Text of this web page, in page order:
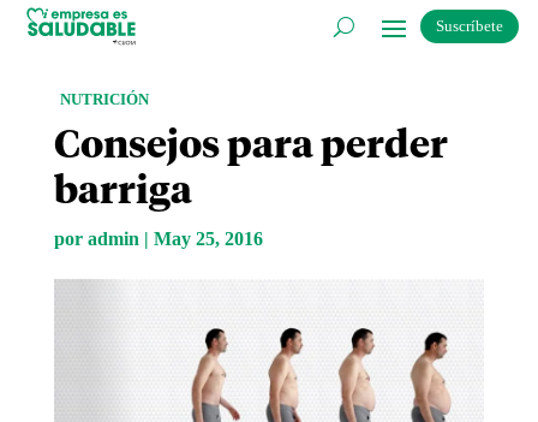
Suscríbete
NUTRICIÓN
Consejos para perder
barriga
por admin | May 25, 2016